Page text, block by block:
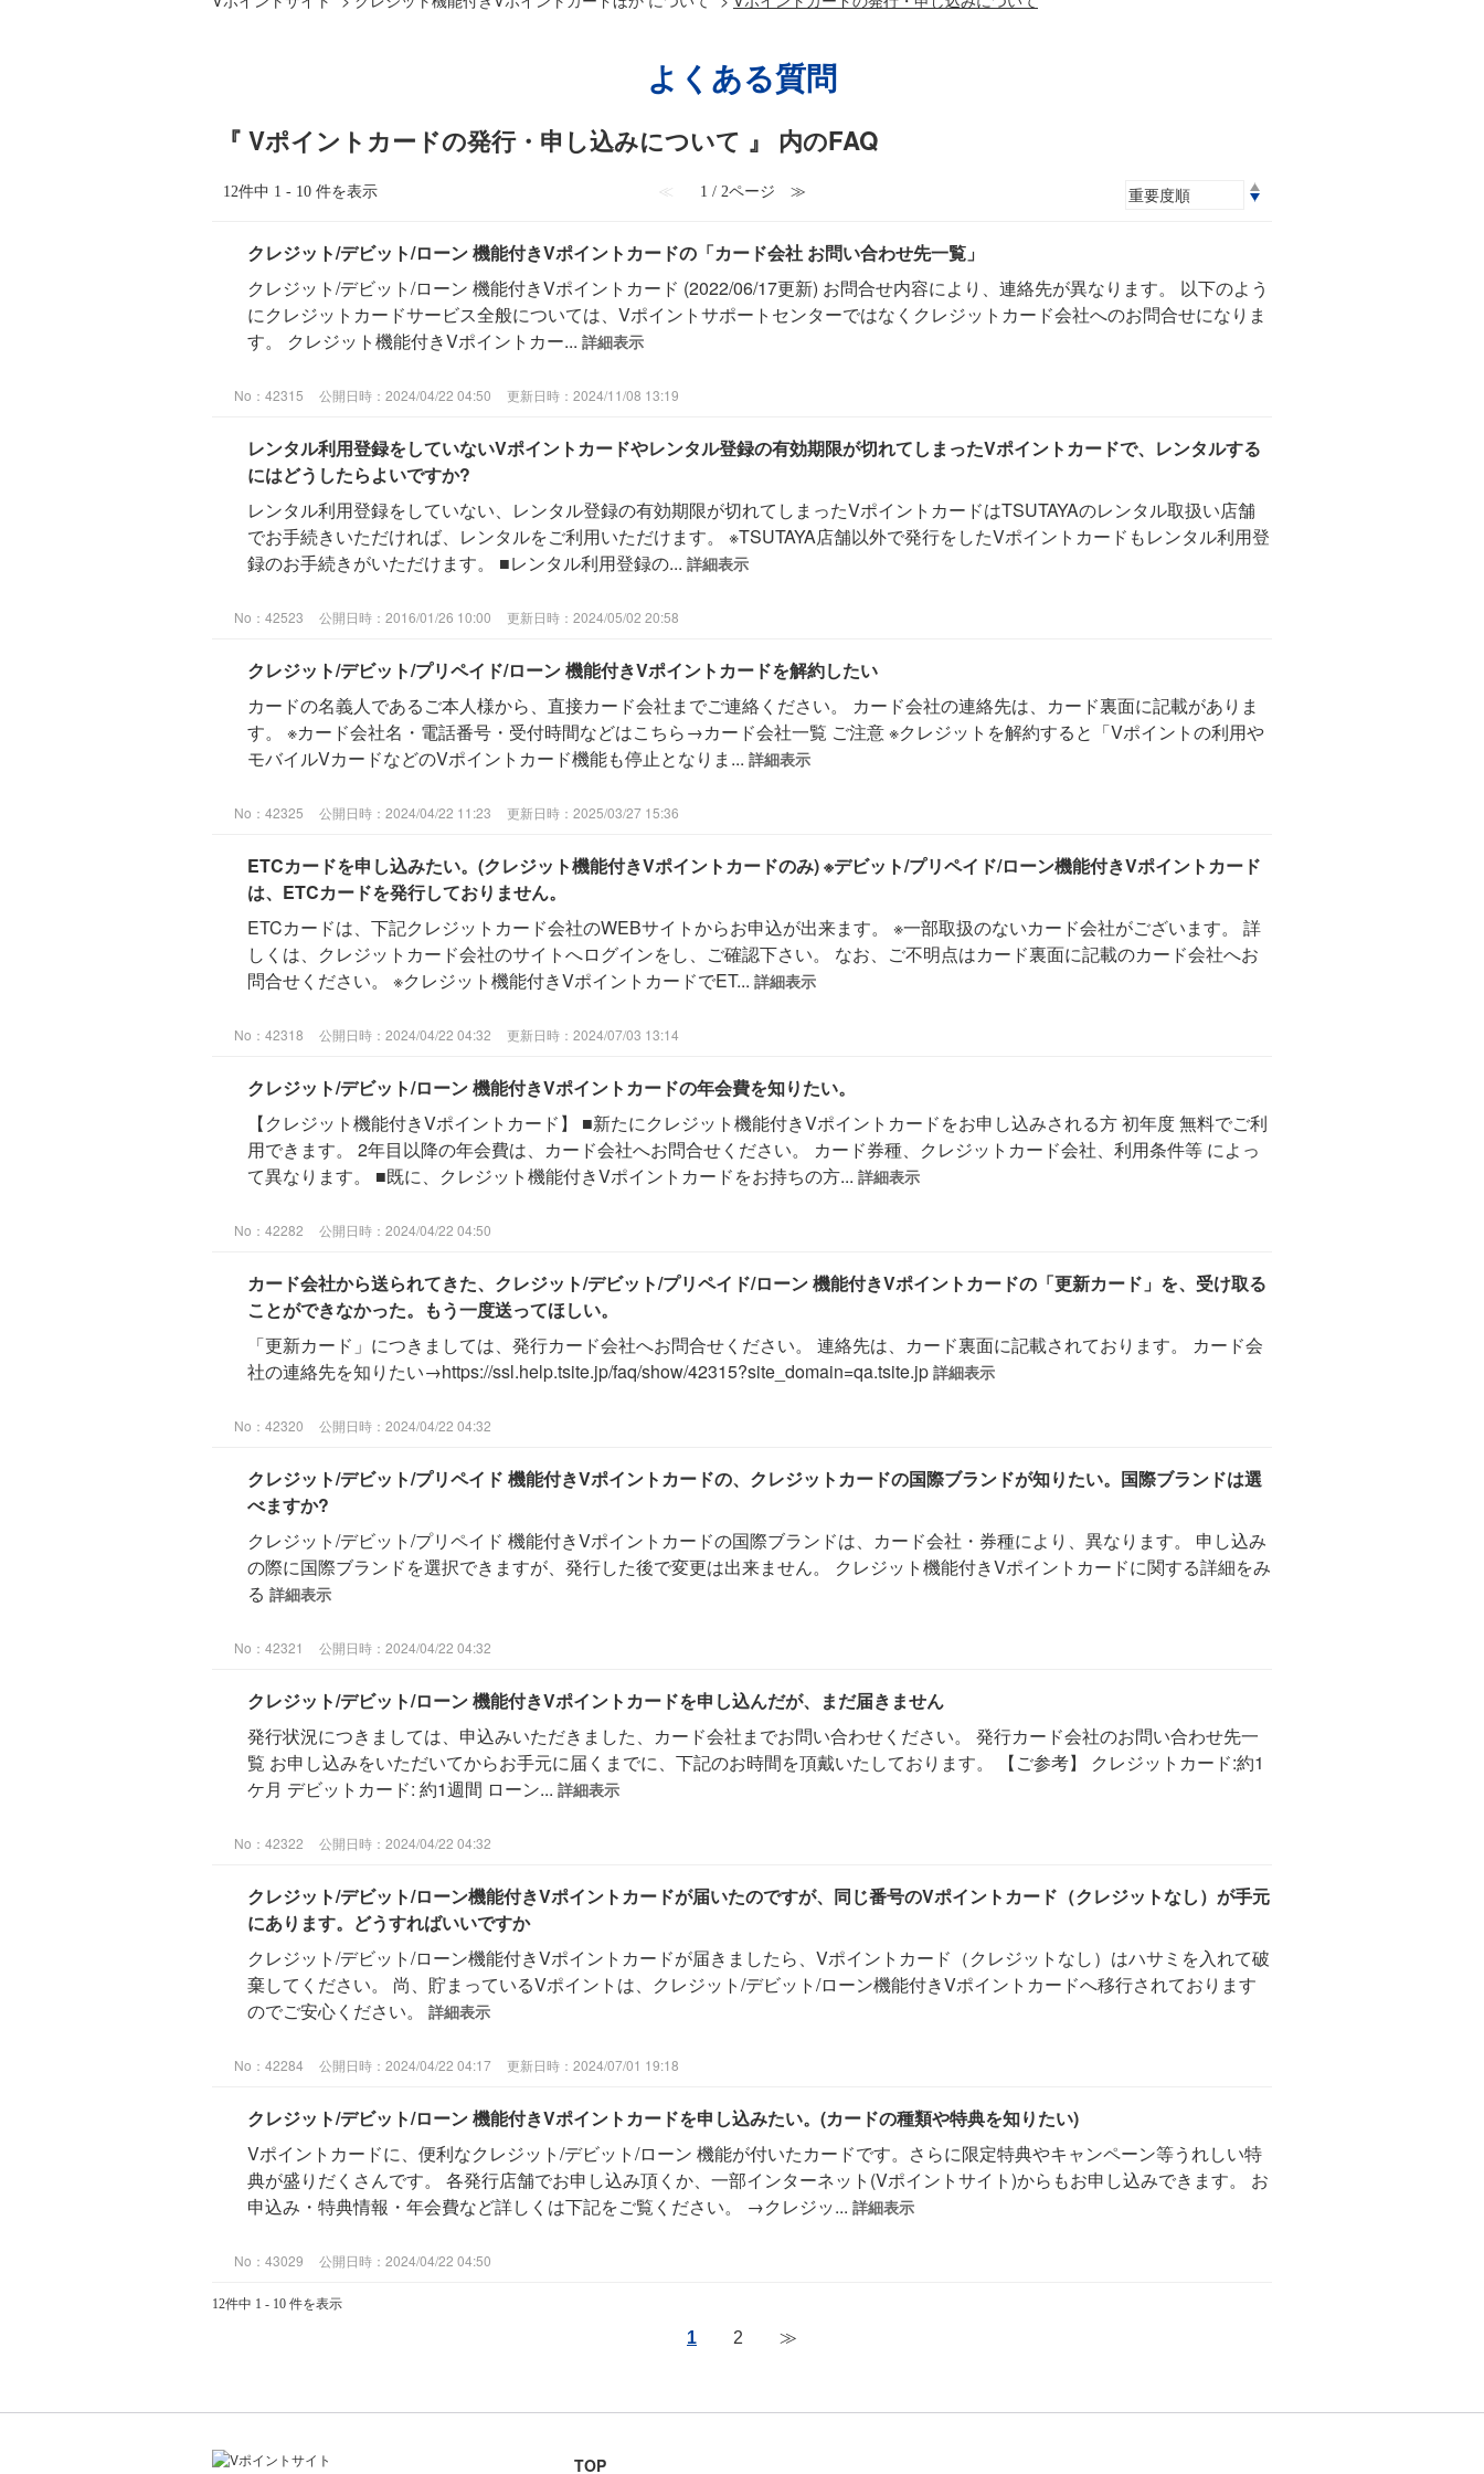
よくある質問
『 Vポイントカードの発行・申し込みについて 』 内のFAQ
12件中 1 - 10 件を表示 ≪ 1 / 2ページ ≫
クレジット/デビット/ローン 機能付きVポイントカードの「カード会社 お問い合わせ先一覧」
クレジット/デビット/ローン 機能付きVポイントカード (2022/06/17更新) お問合せ内容により、連絡先が異なります。 以下のよう
にクレジットカードサービス全般については、Vポイントサポートセンターではなくクレジットカード会社へのお問合せになりま
す。 クレジット機能付きVポイントカー... 詳細表示
No：42315 公開日時：2024/04/22 04:50 更新日時：2024/11/08 13:19
レンタル利用登録をしていないVポイントカードやレンタル登録の有効期限が切れてしまったVポイントカードで、レンタルする
にはどうしたらよいですか?
レンタル利用登録をしていない、レンタル登録の有効期限が切れてしまったVポイントカードはTSUTAYAのレンタル取扱い店舗
でお手続きいただければ、レンタルをご利用いただけます。 ※TSUTAYA店舗以外で発行をしたVポイントカードもレンタル利用登
録のお手続きがいただけます。 ■レンタル利用登録の... 詳細表示
No：42523 公開日時：2016/01/26 10:00 更新日時：2024/05/02 20:58
クレジット/デビット/プリペイド/ローン 機能付きVポイントカードを解約したい
カードの名義人であるご本人様から、直接カード会社までご連絡ください。 カード会社の連絡先は、カード裏面に記載がありま
す。 ※カード会社名・電話番号・受付時間などはこちら→カード会社一覧 ご注意 ※クレジットを解約すると「Vポイントの利用や
モバイルVカードなどのVポイントカード機能も停止となりま... 詳細表示
No：42325 公開日時：2024/04/22 11:23 更新日時：2025/03/27 15:36
ETCカードを申し込みたい。(クレジット機能付きVポイントカードのみ) ※デビット/プリペイド/ローン機能付きVポイントカード
は、ETCカードを発行しておりません。
ETCカードは、下記クレジットカード会社のWEBサイトからお申込が出来ます。 ※一部取扱のないカード会社がございます。 詳
しくは、クレジットカード会社のサイトへログインをし、ご確認下さい。 なお、ご不明点はカード裏面に記載のカード会社へお
問合せください。 ※クレジット機能付きVポイントカードでET... 詳細表示
No：42318 公開日時：2024/04/22 04:32 更新日時：2024/07/03 13:14
クレジット/デビット/ローン 機能付きVポイントカードの年会費を知りたい。
【クレジット機能付きVポイントカード】 ■新たにクレジット機能付きVポイントカードをお申し込みされる方 初年度 無料でご利
用できます。 2年目以降の年会費は、カード会社へお問合せください。 カード券種、クレジットカード会社、利用条件等 によっ
て異なります。 ■既に、クレジット機能付きVポイントカードをお持ちの方... 詳細表示
No：42282 公開日時：2024/04/22 04:50
カード会社から送られてきた、クレジット/デビット/プリペイド/ローン 機能付きVポイントカードの「更新カード」を、受け取る
ことができなかった。もう一度送ってほしい。
「更新カード」につきましては、発行カード会社へお問合せください。 連絡先は、カード裏面に記載されております。 カード会
社の連絡先を知りたい→https://ssl.help.tsite.jp/faq/show/42315?site_domain=qa.tsite.jp 詳細表示
No：42320 公開日時：2024/04/22 04:32
クレジット/デビット/プリペイド 機能付きVポイントカードの、クレジットカードの国際ブランドが知りたい。国際ブランドは選
べますか?
クレジット/デビット/プリペイド 機能付きVポイントカードの国際ブランドは、カード会社・券種により、異なります。 申し込み
の際に国際ブランドを選択できますが、発行した後で変更は出来ません。 クレジット機能付きVポイントカードに関する詳細をみ
る 詳細表示
No：42321 公開日時：2024/04/22 04:32
クレジット/デビット/ローン 機能付きVポイントカードを申し込んだが、まだ届きません
発行状況につきましては、申込みいただきました、カード会社までお問い合わせください。 発行カード会社のお問い合わせ先一
覧 お申し込みをいただいてからお手元に届くまでに、下記のお時間を頂戴いたしております。 【ご参考】 クレジットカード:約1
ケ月 デビットカード: 約1週間 ローン... 詳細表示
No：42322 公開日時：2024/04/22 04:32
クレジット/デビット/ローン機能付きVポイントカードが届いたのですが、同じ番号のVポイントカード（クレジットなし）が手元
にあります。どうすればいいですか
クレジット/デビット/ローン機能付きVポイントカードが届きましたら、Vポイントカード（クレジットなし）はハサミを入れて破
棄してください。 尚、貯まっているVポイントは、クレジット/デビット/ローン機能付きVポイントカードへ移行されております
のでご安心ください。 詳細表示
No：42284 公開日時：2024/04/22 04:17 更新日時：2024/07/01 19:18
クレジット/デビット/ローン 機能付きVポイントカードを申し込みたい。(カードの種類や特典を知りたい)
Vポイントカードに、便利なクレジット/デビット/ローン 機能が付いたカードです。さらに限定特典やキャンペーン等うれしい特
典が盛りだくさんです。 各発行店舗でお申し込み頂くか、一部インターネット(Vポイントサイト)からもお申し込みできます。 お
申込み・特典情報・年会費など詳しくは下記をご覧ください。 →クレジッ... 詳細表示
No：43029 公開日時：2024/04/22 04:50
12件中 1 - 10 件を表示
1 2 ≫
TOP